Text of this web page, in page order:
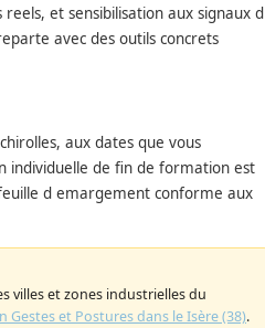
et sensibilisation aux signaux d
avec des outils concrets
aux dates que vous
individuelle de fin de formation est
d emargement conforme aux
villes et zones industrielles du
Gestes et Postures dans le Isère (38).